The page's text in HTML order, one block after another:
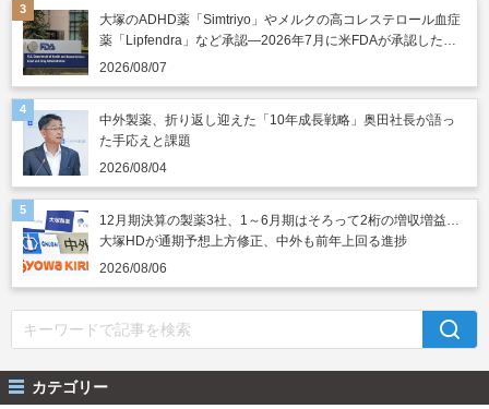
大塚のADHD薬「Simtriyo」やメルクの高コレステロール血症
薬「Lipfendra」など承認―2026年7月に米FDAが承認した新
薬
2026/08/07
中外製薬、折り返し迎えた「10年成長戦略」奥田社長が語っ
た手応えと課題
2026/08/04
12月期決算の製薬3社、1～6月期はそろって2桁の増収増益…
大塚HDが通期予想上方修正、中外も前年上回る進捗
2026/08/06
カテゴリー